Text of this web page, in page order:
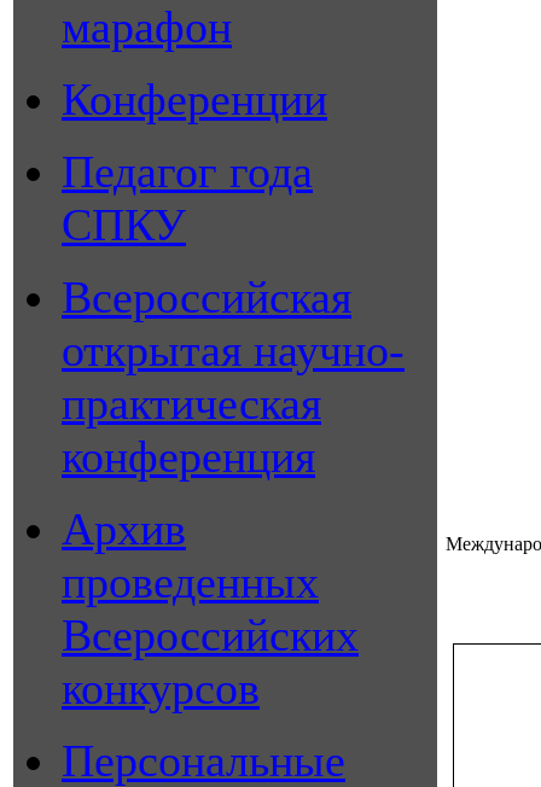
марафон
Конференции
Педагог года
СПКУ
Всероссийская
открытая научно-
практическая
конференция
Архив
проведенных
Всероссийских
конкурсов
Персональные